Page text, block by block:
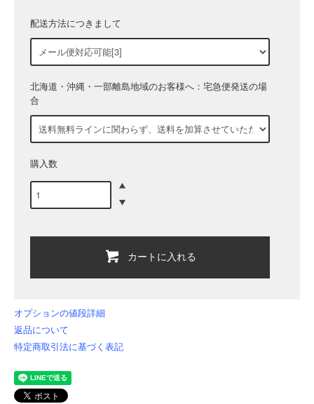
配送方法につきまして
北海道・沖縄・一部離島地域のお客様へ：宅急便発送の場
合
購入数
カートに入れる
オプションの値段詳細
返品について
特定商取引法に基づく表記